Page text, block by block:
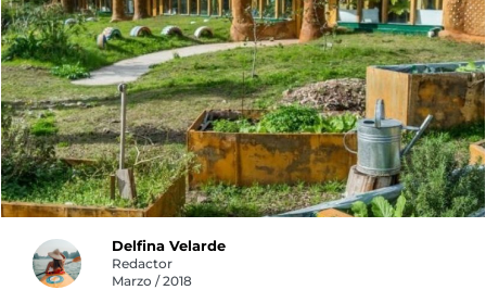
Delfina Velarde
Redactor
Marzo / 2018